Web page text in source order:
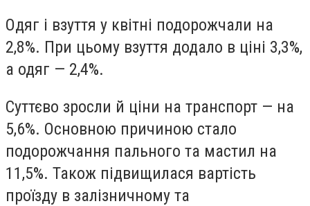
Одяг і взуття у квітні подорожчали на
2,8%. При цьому взуття додало в ціні 3,3%,
а одяг — 2,4%.
Суттєво зросли й ціни на транспорт — на
5,6%. Основною причиною стало
подорожчання пального та мастил на
11,5%. Також підвищилася вартість
проїзду в залізничному та